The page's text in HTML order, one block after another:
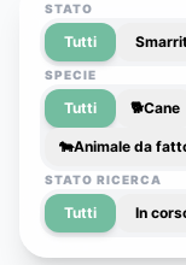
STATO
Tutti
SPECIE
Tutti 🐕Cane
🐄Animale da
STATO RICERCA
Tutti In